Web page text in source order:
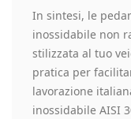
In sintesi, le
inossidabile non
stilizzata al tuo
pratica per
lavorazione
inossidabile AISI